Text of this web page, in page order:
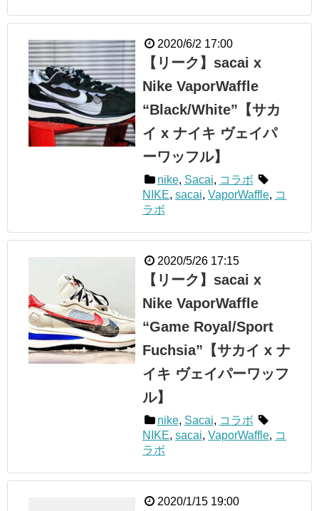
2020/6/2 17:00
【リーク】sacai x
Nike VaporWaffle
“Black/White”【サカ
イ x ナイキ ヴェイパ
ーワッフル】
nike, Sacai, コラボ
NIKE, sacai, VaporWaffle, コ
ラボ
2020/5/26 17:15
【リーク】sacai x
Nike VaporWaffle
“Game Royal/Sport
Fuchsia”【サカイ x ナ
イキ ヴェイパーワッフ
ル】
nike, Sacai, コラボ
NIKE, sacai, VaporWaffle, コ
ラボ
2020/1/15 19:00